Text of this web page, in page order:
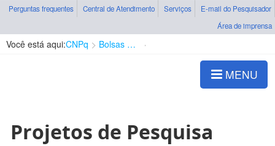
Perguntas frequentes Central de Atendimento Serviços
E-mail do Pesquisador
Área de imprensa
Você está aqui:CNPq Bolsas e Auxílios Vigentes
MENU
Projetos de Pesquisa